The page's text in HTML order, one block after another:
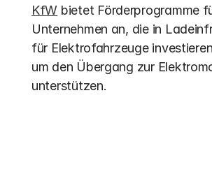
KfW bietet Förderprogramme
Unternehmen an, die in
für Elektrofahrzeuge
um den Übergang zur
unterstützen.